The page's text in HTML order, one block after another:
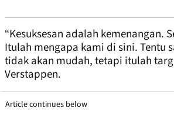
“Kesuksesan adalah kemenangan.
Itulah mengapa kami di sini. Tentu
tidak akan mudah, tetapi itulah
Verstappen.
Article continues below